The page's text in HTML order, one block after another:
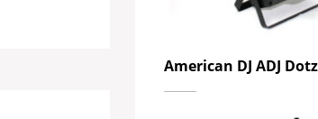
American DJ ADJ